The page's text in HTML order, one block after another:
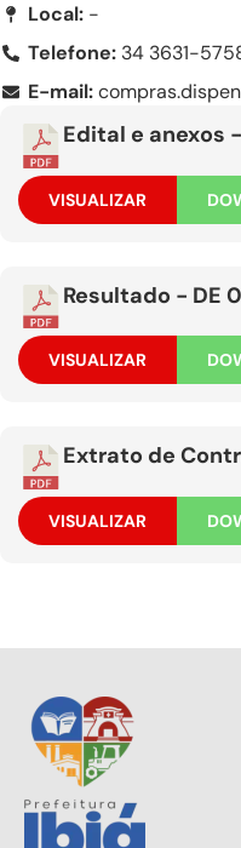
Local:-
Telefone: 34 3631-
E-mail:
Edital e anexos
VISUALIZAR
Resultado - DE
VISUALIZAR
Extrato de
VISUALIZAR